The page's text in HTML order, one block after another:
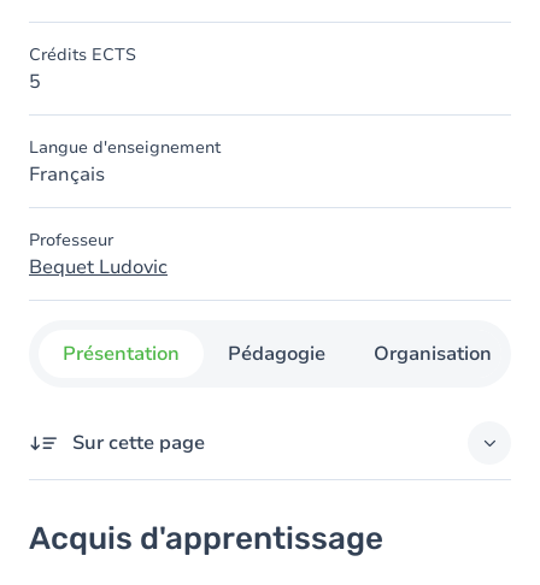
Crédits ECTS
5
Langue d'enseignement
Français
Professeur
Bequet Ludovic
Présentation Pédagogie Organisation
Sur cette page
Objectifs
Acquis d'apprentissage